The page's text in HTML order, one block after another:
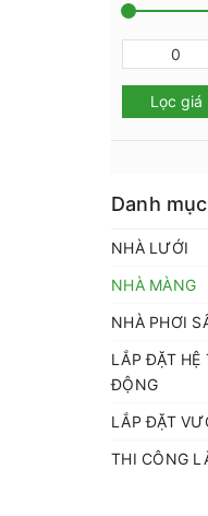
Lọc giá
Danh mục
NHÀ LƯỚI
NHÀ MÀNG
NHÀ PHƠI
LẮP ĐẶT
ĐỘNG
LẮP ĐẶT
THI CÔNG